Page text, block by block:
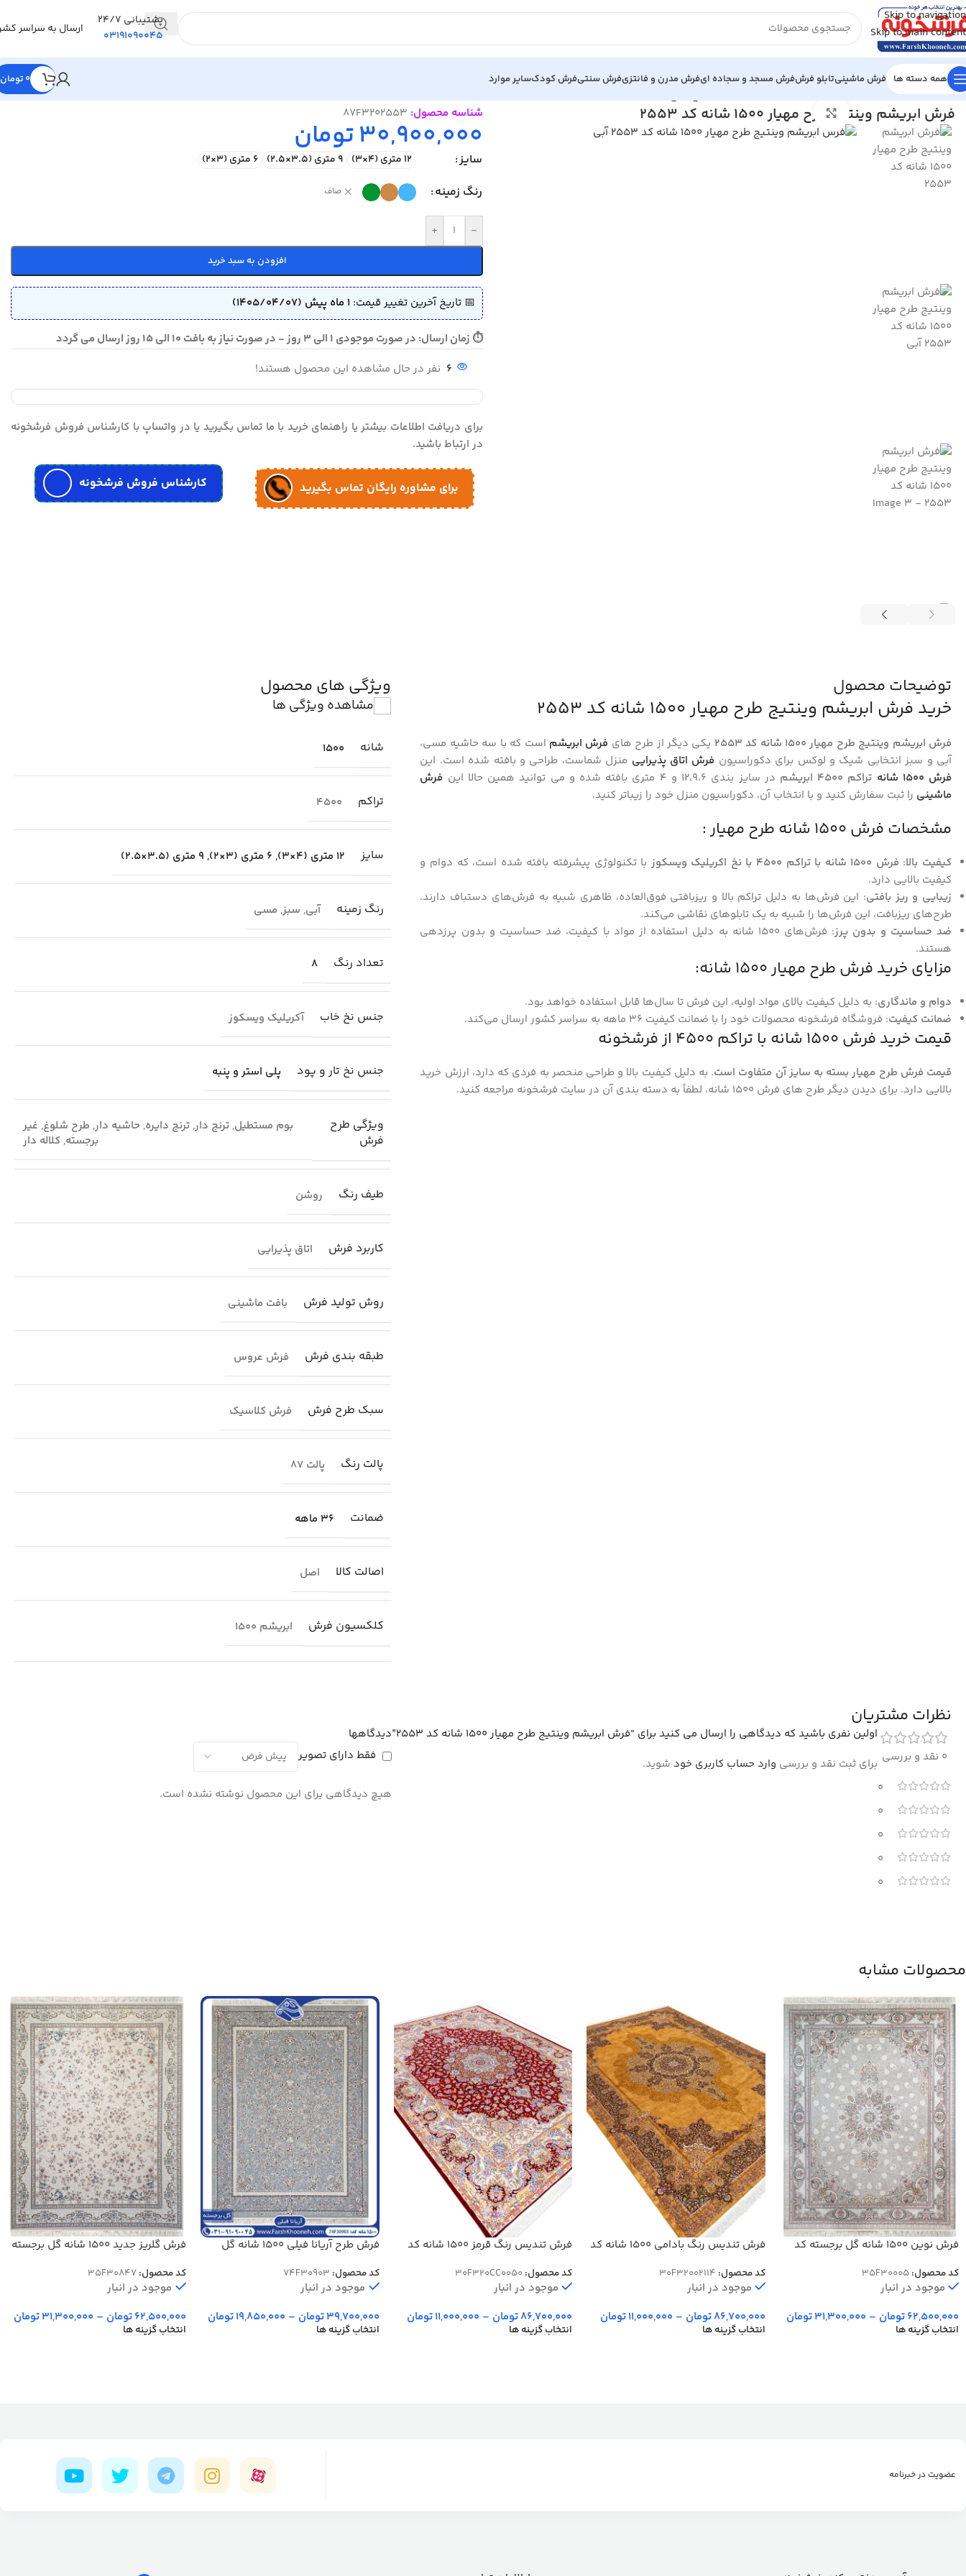
Skip to navigation
Skip to main content
پشتیبانی 24/7
03191090045
ارسال به سراسر
همه دسته ها فرش ماشینیتابلو فرشفرش مسجد و سجاده ایفرش مدرن و فانتزیفرش سنتیفرش کودکسایر موارد 0 تومان
خانه/فرش ماشینی
فرش ابریشم وینتیج طرح مهیار 1500 شانه کد 2553
بزرگنمایی تصویر شناسه محصول: 87F3202553
30,900,000تومان
سایز 12 متری (4×3) 9 متری (3.5×2.5) 6 متری (3×2)
رنگ زمینه صاف
-
+
افزودن به سبد خرید
📅 تاریخ آخرین تغییر قیمت: 1 ماه پیش (1405/04/07)
⏱ زمان ارسال: در صورت موجودی 1 الی 3 روز - در صورت نیاز به بافت 10 الی 15 روز ارسال می گردد
6 نفر در حال مشاهده این محصول هستند!
برای دریافت اطلاعات بیشتر یا راهنمای خرید با ما تماس بگیرید یا در واتساپ با کارشناس فروش فرشخونه
در ارتباط باشید.
برای مشاوره رایگان تماس بگیرید کارشناس فروش فرشخونه
توضیحات محصول
خرید فرش ابریشم وینتیج طرح مهیار 1500 شانه کد 2553
فرش ابریشم وینتیج طرح مهیار 1500 شانه کد 2553 یکی دیگر از طرح های فرش ابریشم است که با سه حاشیه مسی،
آبی و سبز انتخابی شیک و لوکس برای دکوراسیون فرش اتاق پذیرایی منزل شماست، طراحی و بافته شده است. این
فرش 1500 شانه
تراکم 4500 ابریشم در سایز بندی 12،9،6 و 4 متری بافته شده و می توانید همین حالا این
فرش
ماشینی را ثبت سفارش کنید و با انتخاب آن، دکوراسیون منزل خود را زیباتر کنید.
مشخصات فرش 1500 شانه طرح مهیار :
کیفیت بالا: فرش 1500 شانه با تراکم 4500 با نخ اکریلیک ویسکوز
با تکنولوژی پیشرفته بافته شده است، که دوام و
کیفیت بالایی دارد.
زیبایی و ریز بافتی: این فرش‌ها به دلیل تراکم بالا و ریزبافتی فوق‌العاده، ظاهری شبیه به فرش‌های دستباف دارند.
طرح‌های ریزبافت، این فرش‌ها را شبیه به یک تابلوهای نقاشی می‌کند.
ضد حساسیت و بدون پرز
: فرش‌های 1500 شانه به دلیل استفاده از مواد با کیفیت، ضد حساسیت و بدون پرزدهی
هستند.
مزایای خرید فرش طرح مهیار 1500 شانه:
دوام و ماندگاری: به دلیل کیفیت بالای مواد اولیه، این فرش تا سال‌ها قابل استفاده خواهد بود.
ضمانت کیفیت: فروشگاه فرشخونه محصولات خود را با ضمانت کیفیت 36 ماهه به سراسر کشور ارسال می‌کند.
قیمت خرید فرش ۱۵۰۰ شانه با تراکم ۴۵۰۰ از فرشخونه
قیمت فرش طرح مهیار بسته به سایز آن متفاوت است. به دلیل کیفیت بالا و طراحی منحصر به فردی که دارد، ارزش خرید
بالایی دارد. برای دیدن دیگر طرح های فرش 1500 شانه، لطفاً به دسته بندی آن در سایت فرشخونه مراجعه کنید.
ویژگی های محصول
مشاهده ویژگی ها
شانه 1500
تراکم 4500
سایز 12 متری (4×3) , 6 متری (3×2) , 9 متری (3.5×2.5)
رنگ زمینه آبی, سبز, مسی
تعداد رنگ 8
جنس نخ خاب آکریلیک ویسکوز
جنس نخ تار و پود پلی استر و پنبه
ویژگی طرح
فرش
بوم مستطیل, ترنج دار, ترنج دایره, حاشیه دار, طرح شلوغ, غیر
برجسته, کلاله دار
طیف رنگ روشن
کاربرد فرش اتاق پذیرایی
روش تولید فرش بافت ماشینی
طبقه بندی فرش فرش عروس
سبک طرح فرش فرش کلاسیک
پالت رنگ پالت 87
ضمانت 36 ماهه
اصالت کالا اصل
کلکسیون فرش ابریشم 1500
نظرات مشتریان
0 نقد و بررسی
0
0
0
0
0
دیدگاهها
فقط دارای تصویر
هیچ دیدگاهی برای این محصول نوشته نشده است.
اولین نفری باشید که دیدگاهی را ارسال می کنید برای “فرش ابریشم وینتیج طرح مهیار 1500 شانه کد 2553”
برای ثبت نقد و بررسی وارد حساب کاربری خود شوید.
محصولات مشابه
فرش نوین 1500 شانه گل برجسته کد
کد محصول:35F30005
موجود در انبار
62,500,000تومان –
31,300,000تومان
انتخاب گزینه ها
فرش تندیس رنگ بادامی 1500 شانه کد
کد محصول: 30F32002114
موجود در انبار
86,700,000تومان –
11,000,000تومان
انتخاب گزینه ها
فرش تندیس رنگ قرمز 1500 شانه کد
کد محصول:30F320CC0050
موجود در انبار
86,700,000تومان –
11,000,000تومان
انتخاب گزینه ها
فرش طرح آریانا فیلی 1500 شانه گل
کد محصول: 74F30903
موجود در انبار
39,700,000تومان –
19,850,000تومان
انتخاب گزینه ها
فرش گلریز جدید 1500 شانه گل برجسته
کد محصول:35F30847
موجود در انبار
62,500,000تومان –
31,300,000تومان
انتخاب گزینه ها
عضویت در خبرنامه